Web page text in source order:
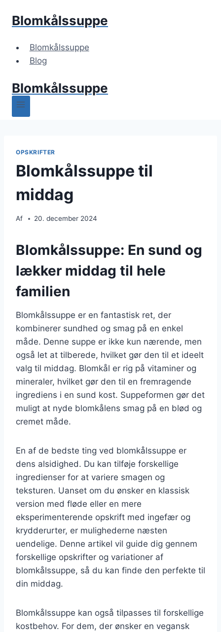
Blomkålssuppe
Blomkålssuppe
Blog
Blomkålssuppe
OPSKRIFTER
Blomkålssuppe til
middag
Af 20. december 2024
Blomkålssuppe: En sund og
lækker middag til hele
familien
Blomkålssuppe er en fantastisk ret, der
kombinerer sundhed og smag på en enkel
måde. Denne suppe er ikke kun nærende, men
også let at tilberede, hvilket gør den til et ideelt
valg til middag. Blomkål er rig på vitaminer og
mineraler, hvilket gør den til en fremragende
ingrediens i en sund kost. Suppeformen gør det
muligt at nyde blomkålens smag på en blød og
cremet måde.
En af de bedste ting ved blomkålssuppe er
dens alsidighed. Du kan tilføje forskellige
ingredienser for at variere smagen og
teksturen. Uanset om du ønsker en klassisk
version med fløde eller en mere
eksperimenterende opskrift med ingefær og
krydderurter, er mulighederne næsten
uendelige. Denne artikel vil guide dig gennem
forskellige opskrifter og variationer af
blomkålssuppe, så du kan finde den perfekte til
din middag.
Blomkålssuppe kan også tilpasses til forskellige
kostbehov. For dem, der ønsker en vegansk